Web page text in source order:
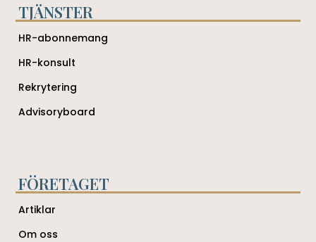
TJÄNSTER
HR-abonnemang
HR-konsult
Rekrytering
Advisoryboard
FÖRETAGET
Artiklar
Om oss